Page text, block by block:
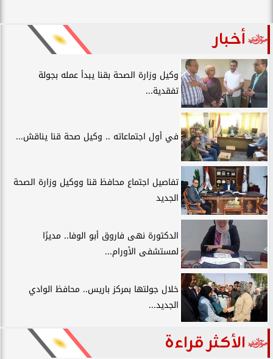
أخبار
وكيل وزارة الصحة بقنا يبدأ عمله بجولة
تفقدية...
في أول اجتماعاته .. وكيل صحة قنا يناقش...
تفاصيل اجتماع محافظ قنا ووكيل وزارة الصحة
الجديد
الدكتورة نهى فاروق أبو الوفا.. مديرًا
لمستشفى الأورام...
خلال جولتها بمركز باريس.. محافظ الوادي
الجديد...
الأكثر قراءة